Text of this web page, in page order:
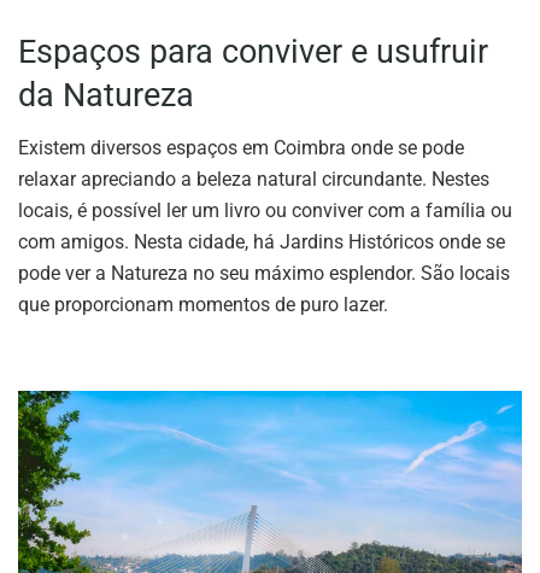
Espaços para conviver e usufruir
da Natureza
Existem diversos espaços em Coimbra onde se pode
relaxar apreciando a beleza natural circundante. Nestes
locais, é possível ler um livro ou conviver com a família ou
com amigos. Nesta cidade, há Jardins Históricos onde se
pode ver a Natureza no seu máximo esplendor. São locais
que proporcionam momentos de puro lazer.